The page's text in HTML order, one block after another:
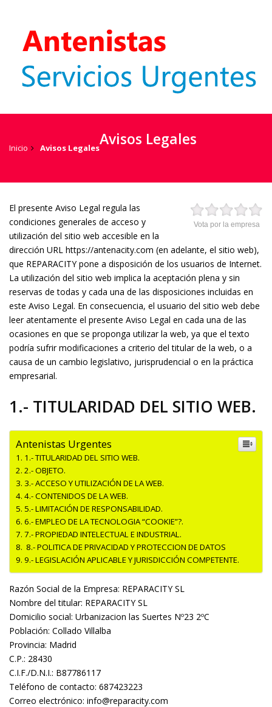
Inicio Avisos LegalesAvisos Legales
Vota por la empresa
El presente Aviso Legal regula las
condiciones generales de acceso y
utilización del sitio web accesible en la
dirección URL https://antenacity.com (en adelante, el sitio web),
que REPARACITY pone a disposición de los usuarios de Internet.
La utilización del sitio web implica la aceptación plena y sin
reservas de todas y cada una de las disposiciones incluidas en
este Aviso Legal. En consecuencia, el usuario del sitio web debe
leer atentamente el presente Aviso Legal en cada una de las
ocasiones en que se proponga utilizar la web, ya que el texto
podría sufrir modificaciones a criterio del titular de la web, o a
causa de un cambio legislativo, jurisprudencial o en la práctica
empresarial.
1.- TITULARIDAD DEL SITIO WEB.
Antenistas Urgentes
1.- TITULARIDAD DEL SITIO WEB.
2.- OBJETO.
3.- ACCESO Y UTILIZACIÓN DE LA WEB.
4.- CONTENIDOS DE LA WEB.
5.- LIMITACIÓN DE RESPONSABILIDAD.
6.- EMPLEO DE LA TECNOLOGIA “COOKIE”?.
7.- PROPIEDAD INTELECTUAL E INDUSTRIAL.
8.- POLITICA DE PRIVACIDAD Y PROTECCION DE DATOS
9.- LEGISLACIÓN APLICABLE Y JURISDICCIÓN COMPETENTE.
Razón Social de la Empresa: REPARACITY SL
Nombre del titular: REPARACITY SL
Domicilio social: Urbanizacion las Suertes Nº23 2ºC
Población: Collado Villalba
Provincia: Madrid
C.P.: 28430
C.I.F./D.N.I.: B87786117
Teléfono de contacto: 687423223
Correo electrónico: info@reparacity.com